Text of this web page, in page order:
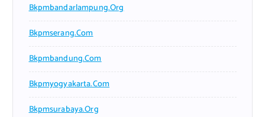
Bkpmbandarlampung.org
Bkpmserang.com
Bkpmbandung.com
Bkpmyogyakarta.com
Bkpmsurabaya.org